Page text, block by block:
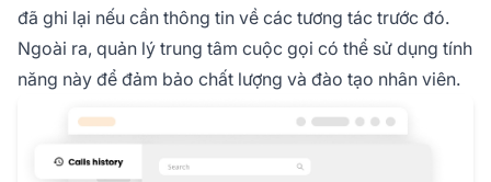
đã ghi lại nếu cần thông tin về các tương tác trước đó.
Ngoài ra, quản lý trung tâm cuộc gọi có thể sử dụng tính
năng này để đảm bảo chất lượng và đào tạo nhân viên.